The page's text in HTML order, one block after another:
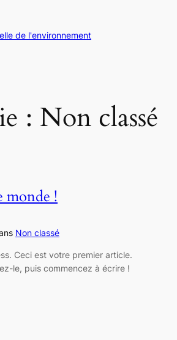
de l'environnement
: Non classé
!
Non classé
Ceci est votre premier article.
le, puis commencez à écrire !